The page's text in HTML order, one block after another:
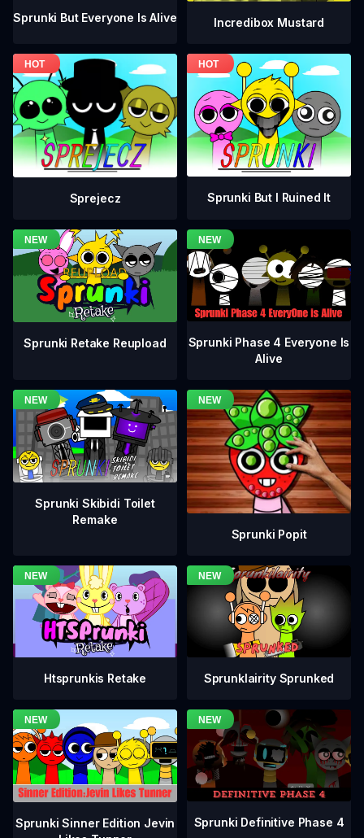
Sprunki But Everyone Is Alive Incredibox Mustard
Sprejecz Sprunki But I Ruined It
Sprunki Retake Reupload
Sprunki Phase 4 Everyone Is
Alive
Sprunki Skibidi Toilet
Remake
Sprunki Popit
Htsprunkis Retake Sprunklairity Sprunked
Sprunki Sinner Edition Jevin
Sprunki Definitive Phase 4